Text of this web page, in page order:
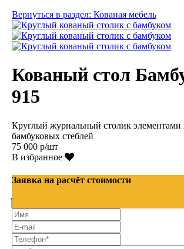
Вернуться в раздел: Кованая мебель
Кованый стол
915
Круглый журнальный столик элементами
бамбуковых стеблей
75 000 р/шт
В избранное
Заявка на расчёт стоимости